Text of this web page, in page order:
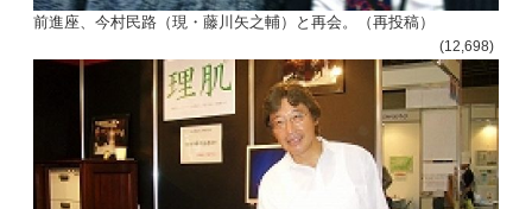
前進座、今村民路（現・藤川矢之輔）と再会。（再投稿）
(12,698)